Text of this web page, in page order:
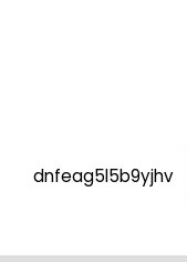
dnfeag5l5b9yjhv